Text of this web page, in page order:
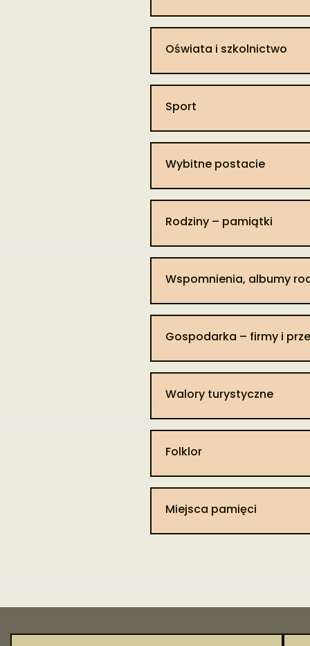
Oświata i szkolnictwo
Sport
Wybitne postacie​
Rodziny – pamiątki
Wspomnienia, albumy
Gospodarka – firmy i
Walory turystyczne
Folklor​
Miejsca pamięci